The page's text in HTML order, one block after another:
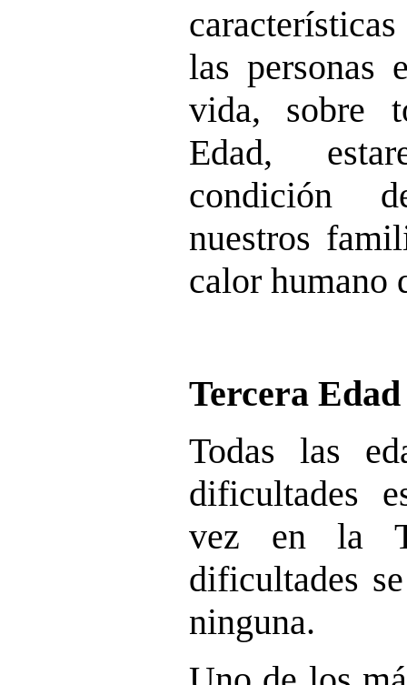
las personas
vida, sobre
Edad,
condición
nuestros
calor humano
Tercera Edad
Todas las
dificultades
vez en la
dificultades
ninguna.